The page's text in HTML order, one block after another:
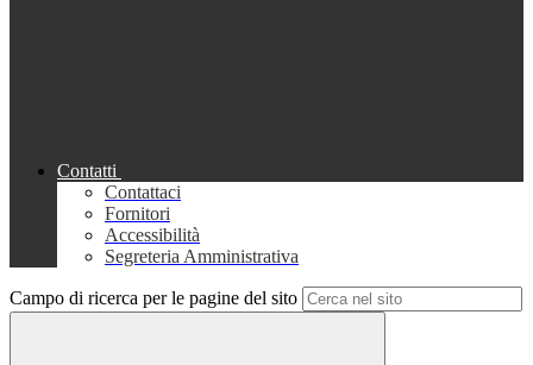
Contatti
Contattaci
Fornitori
Accessibilità
Segreteria Amministrativa
Campo di ricerca per le pagine del sito